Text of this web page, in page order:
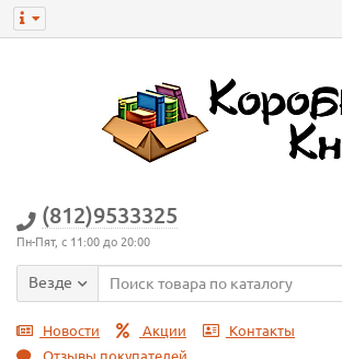
(812)9533325
Пн-Пят, с 11:00 до 20:00
Везде
Новости Акции
Контакты